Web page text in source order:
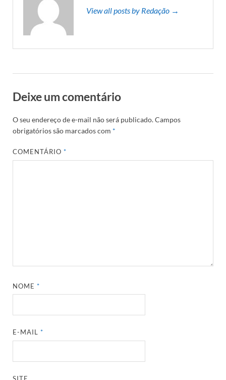
View all posts by Redação →
Deixe um comentário
O seu endereço de e-mail não será publicado.Campos
obrigatórios são marcados com *
COMENTÁRIO*
NOME*
E-MAIL*